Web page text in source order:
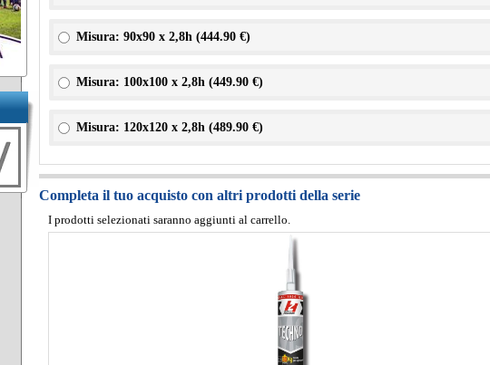
Misura: 90x90 x 2,8h (444.90 €)
Misura: 100x100 x 2,8h (449.90 €)
Misura: 120x120 x 2,8h (489.90 €)
Completa il tuo acquisto con altri prodotti della serie
I prodotti selezionati saranno aggiunti al carrello.